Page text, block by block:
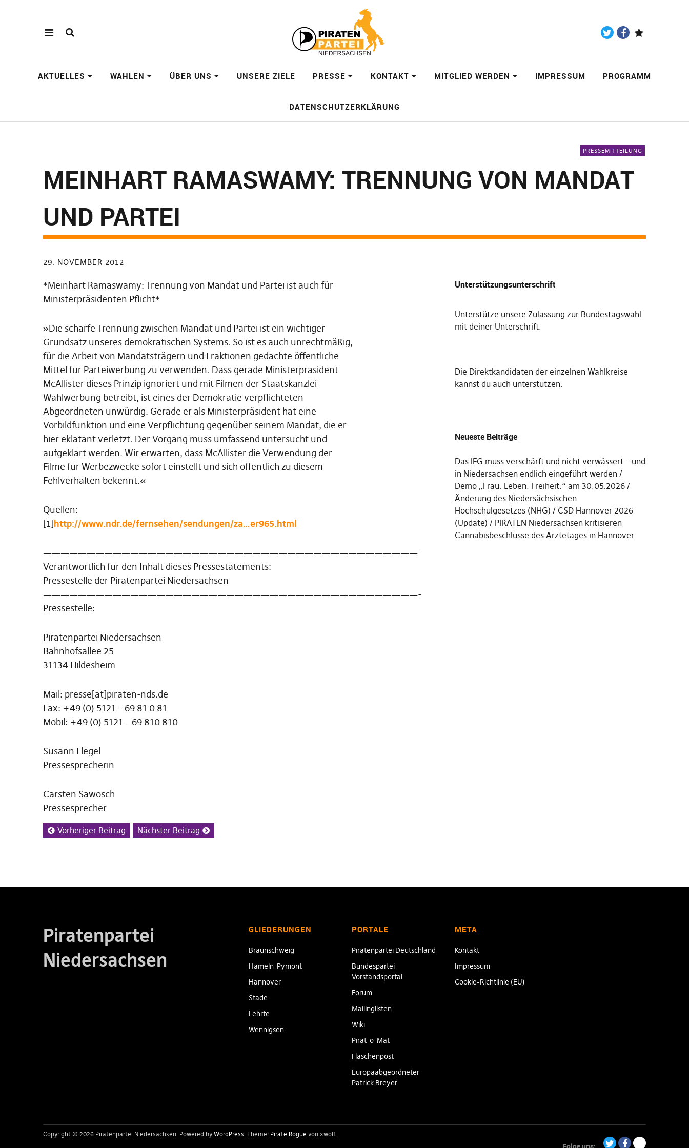
AKTUELLES WAHLEN ÜBER UNS UNSERE ZIELE PRESSE KONTAKT MITGLIED WERDEN IMPRESSUM PROGRAMM
DATENSCHUTZERKLÄRUNG
PRESSEMITTEILUNG
MEINHART RAMASWAMY: TRENNUNG VON MANDAT
UND PARTEI
29. NOVEMBER 2012
*Meinhart Ramaswamy: Trennung von Mandat und Partei ist auch für
Ministerpräsidenten Pflicht*
»Die scharfe Trennung zwischen Mandat und Partei ist ein wichtiger
Grundsatz unseres demokratischen Systems. So ist es auch unrechtmäßig,
für die Arbeit von Mandatsträgern und Fraktionen gedachte öffentliche
Mittel für Parteiwerbung zu verwenden. Dass gerade Ministerpräsident
McAllister dieses Prinzip ignoriert und mit Filmen der Staatskanzlei
Wahlwerbung betreibt, ist eines der Demokratie verpflichteten
Abgeordneten unwürdig. Gerade er als Ministerpräsident hat eine
Vorbildfunktion und eine Verpflichtung gegenüber seinem Mandat, die er
hier eklatant verletzt. Der Vorgang muss umfassend untersucht und
aufgeklärt werden. Wir erwarten, dass McAllister die Verwendung der
Filme für Werbezwecke sofort einstellt und sich öffentlich zu diesem
Fehlverhalten bekennt.«
Quellen:
[1]http://www.ndr.de/fernsehen/sendungen/za…er965.html
———————————————————————————————————————————-
Verantwortlich für den Inhalt dieses Pressestatements:
Pressestelle der Piratenpartei Niedersachsen
———————————————————————————————————————————-
Pressestelle:
Piratenpartei Niedersachsen
Bahnhofsallee 25
31134 Hildesheim
Mail: presse[at]piraten-nds.de
Fax: +49 (0) 5121 – 69 81 0 81
Mobil: +49 (0) 5121 – 69 810 810
Susann Flegel
Pressesprecherin
Carsten Sawosch
Pressesprecher
Vorheriger Beitrag Nächster Beitrag
Unterstützungsunterschrift
Unterstütze unsere Zulassung zur Bundestagswahl
mit deiner Unterschrift.
Die Direktkandidaten der einzelnen Wahlkreise
kannst du auch unterstützen.
Neueste Beiträge
Das IFG muss verschärft und nicht verwässert – und
in Niedersachsen endlich eingeführt werden
Demo „Frau. Leben. Freiheit.“ am 30.05.2026
Änderung des Niedersächsischen
Hochschulgesetzes (NHG)
CSD Hannover 2026
(Update)
PIRATEN Niedersachsen kritisieren
Cannabisbeschlüsse des Ärztetages in Hannover
Piratenpartei
Niedersachsen
GLIEDERUNGEN
Braunschweig
Hameln-Pymont
Hannover
Stade
Lehrte
Wennigsen
PORTALE
Piratenpartei Deutschland
Bundespartei
Vorstandsportal
Forum
Mailinglisten
Wiki
Pirat-o-Mat
Flaschenpost
Europaabgeordneter
Patrick Breyer
META
Kontakt
Impressum
Cookie-Richtlinie (EU)
Copyright © 2026 Piratenpartei Niedersachsen Powered by WordPress Theme: Pirate Rogue von xwolf